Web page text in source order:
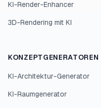
KI-Render-Enhancer
3D-Rendering mit KI
KONZEPTGENERATOREN
KI-Architektur-Generator
KI-Raumgenerator